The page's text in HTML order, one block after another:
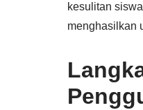
kesulitan
menghasilkan